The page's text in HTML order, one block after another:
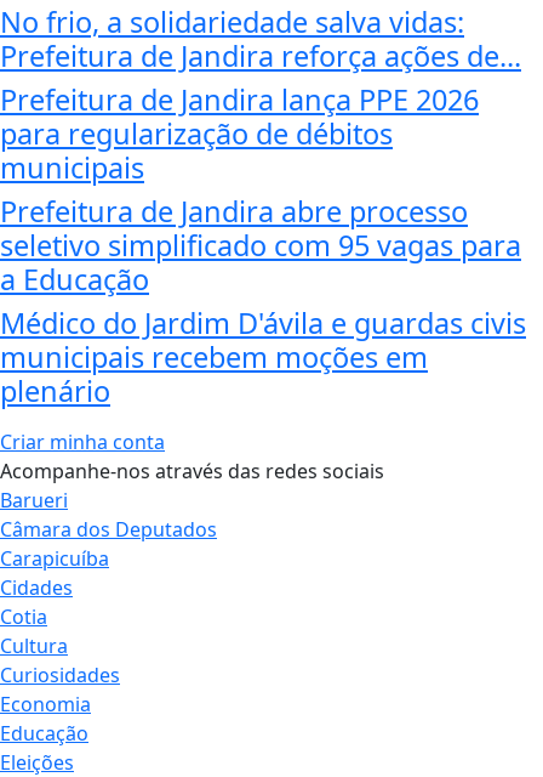
No frio, a solidariedade salva vidas:
Prefeitura de Jandira reforça ações de...
Prefeitura de Jandira lança PPE 2026
para regularização de débitos
municipais
Prefeitura de Jandira abre processo
seletivo simplificado com 95 vagas para
a Educação
Médico do Jardim D'ávila e guardas civis
municipais recebem moções em
plenário
Criar minha conta
Acompanhe-nos através das redes sociais
Barueri
Câmara dos Deputados
Carapicuíba
Cidades
Cotia
Cultura
Curiosidades
Economia
Educação
Eleições